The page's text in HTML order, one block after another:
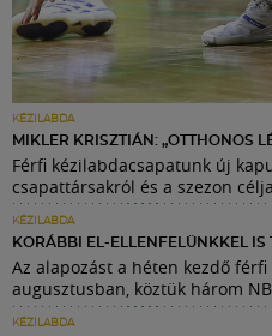
KÉZILABDA
MIKLER KRISZTIÁN: „OTTHONOS
Férfi kézilabdacsapatunk új
csapattársakról és a szezon
KÉZILABDA
KORÁBBI EL-ELLENFELÜNKKEL IS
Az alapozást a héten kezdő
augusztusban, köztük három
KÉZILABDA